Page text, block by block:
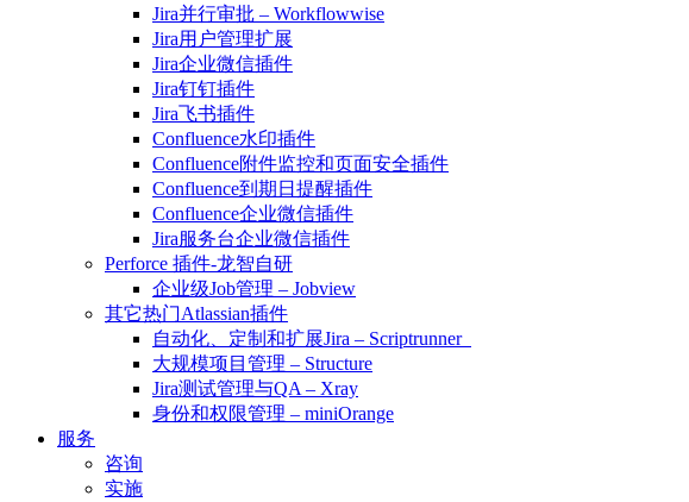
Jira并行审批 – Workflowwise
Jira用户管理扩展
Jira企业微信插件
Jira钉钉插件
Jira飞书插件
Confluence水印插件
Confluence附件监控和页面安全插件
Confluence到期日提醒插件
Confluence企业微信插件
Jira服务台企业微信插件
Perforce 插件-龙智自研
企业级Job管理 – Jobview
其它热门Atlassian插件
自动化、定制和扩展Jira – Scriptrunner
大规模项目管理 – Structure
Jira测试管理与QA – Xray
身份和权限管理 – miniOrange
服务
咨询
实施